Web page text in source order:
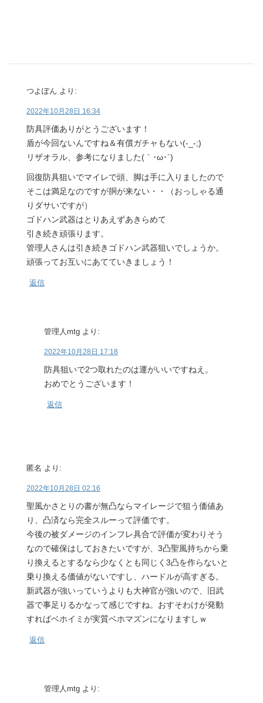
つよぽん より:
2022年10月28日 16:34
防具評価ありがとうございます！
盾が今回ないんですね＆有償ガチャもない(-_-;)
リザオラル、参考になりました(｀･ω･´)ゞ
回復防具狙いでマイレで頭、脚は手に入りましたので
そこは満足なのですが胴が来ない・・（おっしゃる通
りダサいですが）
ゴドハン武器はとりあえずあきらめて
引き続き頑張ります。
管理人さんは引き続きゴドハン武器狙いでしょうか。
頑張ってお互いにあてていきましょう！
返信
管理人mtg より:
2022年10月28日 17:18
防具狙いで2つ取れたのは運がいいですねえ。
おめでとうございます！
返信
匿名 より:
2022年10月28日 02:16
聖風かさとりの書が無凸ならマイレージで狙う価値あ
り、凸済なら完全スルーって評価です。
今後の被ダメージのインフレ具合で評価が変わりそう
なので確保はしておきたいですが、3凸聖風持ちから乗
り換えるとするなら少なくとも同じく3凸を作らないと
乗り換える価値がないですし、ハードルが高すぎる。
新武器が強いっていうよりも大神官が強いので、旧武
器で事足りるかなって感じですね。おすそわけが発動
すればベホイミが実質ベホマズンになりますしｗ
返信
管理人mtg より: